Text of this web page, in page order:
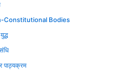
Constitutional Bodies
पाठ्यक्रम